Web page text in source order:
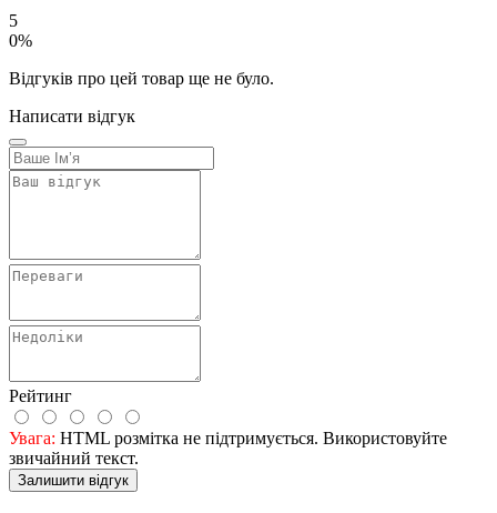
5
0%
Відгуків про цей товар ще не було.
Написати відгук
Рейтинг
Увага: HTML розмітка не підтримується. Використовуйте
звичайний текст.
Залишити відгук